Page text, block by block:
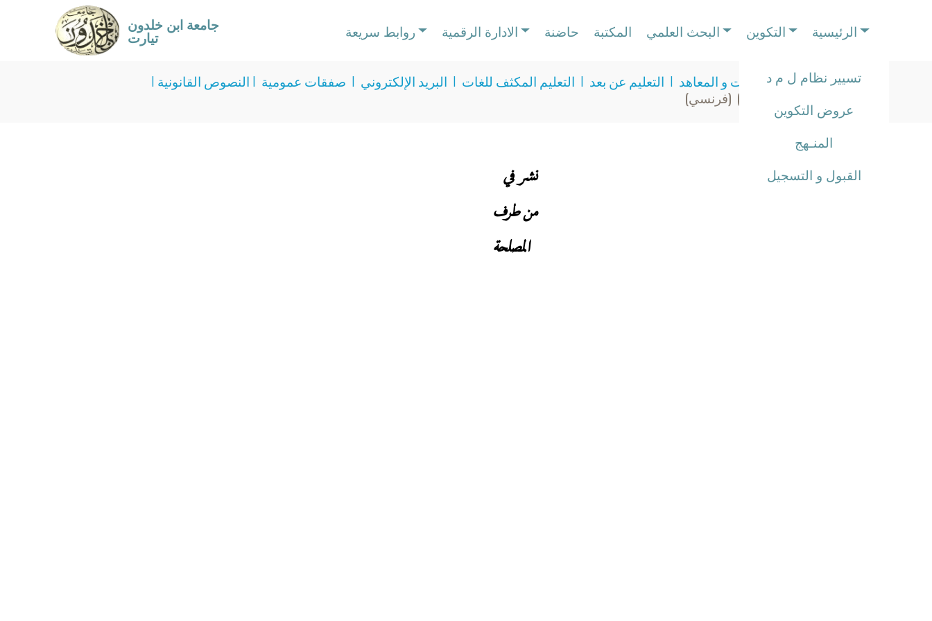
جامعة ابن خلدون
تيارت روابط سريعة الادارة الرقمية حاضنة المكتبة البحث العلمي التكوين
تسيير نظام ل م د
عروض التكوين
المنـهج
القبول و التسجيل
الرئيسية
I النصوص القانونية I صفقات عمومية I البريد الإلكتروني I التعليم المكثف للغات I التعليم عن بعد I الكليات و المعاهدI
(فرنسي)
نشر في
من طرف
المصلحة